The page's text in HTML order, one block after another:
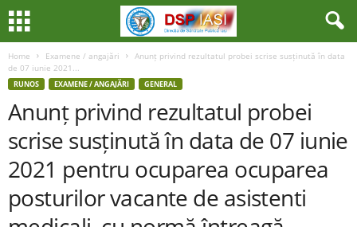
Home Examene / angajări
Anunț privind rezultatul probei scrise susținută în data
de 07 iunie 2021...
RUNOS EXAMENE / ANGAJĂRI GENERAL
Anunț privind rezultatul probei
scrise susținută în data de 07 iunie
2021 pentru ocuparea ocuparea
posturilor vacante de asistenti